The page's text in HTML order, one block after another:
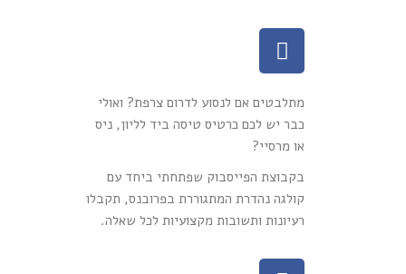
מתלבטים אם לנסוע לדרום צרפת? ואולי
כבר יש לכם כרטיס טיסה ביד לליון, ניס
או מרסיי?
בקבוצת הפייסבוק שפתחתי ביחד עם
קולגה נהדרת המתגוררת בפרובנס, תקבלו
רעיונות ותשובות מקצועיות לכל שאלה.